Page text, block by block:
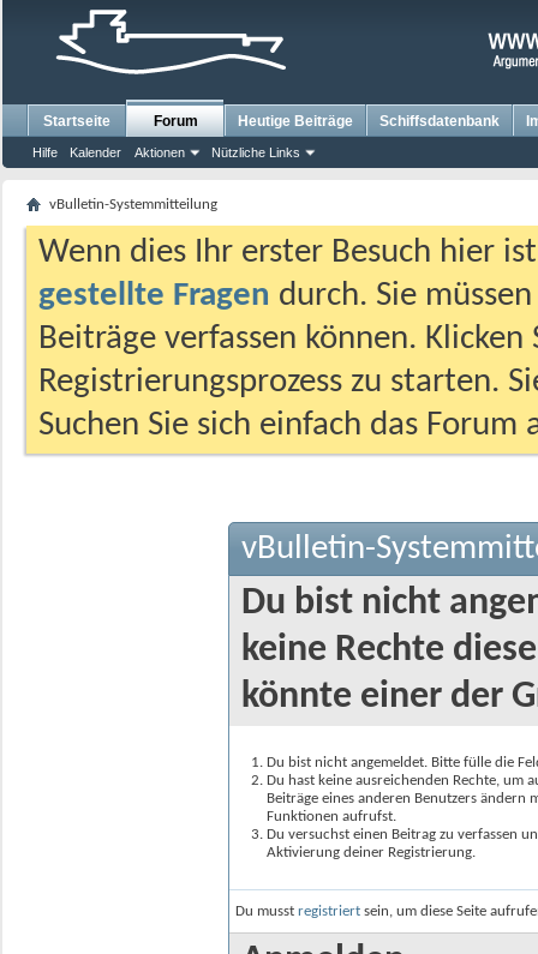
Startseite Forum
Hilfe Kalender Aktionen Nützliche Links
Heutige Beiträge Schiffsdatenbank
vBulletin-Systemmitteilung
Wenn dies Ihr erster Besuch hier
gestellte Fragen durch. Sie
Beiträge verfassen können.
Registrierungsprozess zu starten.
Suchen Sie sich einfach das
vBulletin-
Du bist nicht
keine Rechte
könnte einer der
Du bist nicht angemeldet. Bitte fülle die
Du hast keine ausreichenden Rechte, um
Beiträge eines anderen Benutzers
Funktionen aufrufst.
Du versuchst einen Beitrag zu verfassen
Aktivierung deiner Registrierung.
Du musst registriert sein, um diese Seite